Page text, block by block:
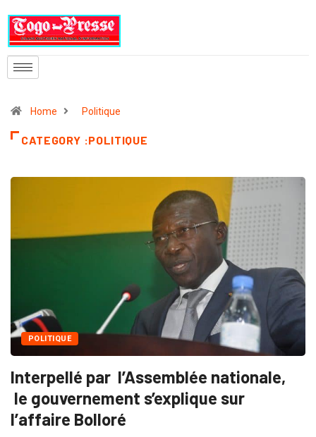
Home Politique
CATEGORY :POLITIQUE
POLITIQUE
Interpellé par l’Assemblée nationale,
le gouvernement s’explique sur
l’affaire Bolloré